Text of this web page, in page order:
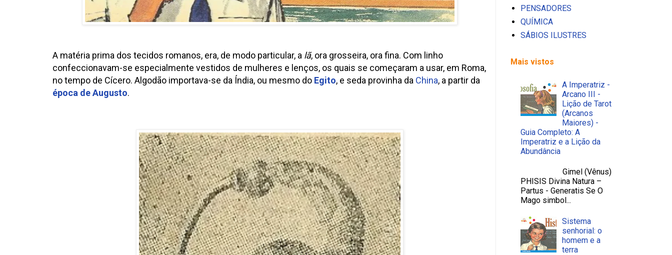
A matéria prima dos tecidos romanos, era, de modo particular, a lã, ora grosseira, ora fina. Com linho
confeccionavam-se especialmente vestidos de mulheres e lenços, os quais se começaram a usar, em Roma,
no tempo de Cícero. Algodão importava-se da Índia, ou mesmo do Egito, e seda provinha da China, a partir da
época de Augusto.
PENSADORES
QUÍMICA
SÁBIOS ILUSTRES
Mais vistos
A Imperatriz -
Arcano III -
Lição de Tarot
(Arcanos
Maiores) -
Guia Completo: A
Imperatriz e a Lição da
Abundância
Gimel (Vênus)
PHISIS Divina Natura –
Partus - Generatis Se O
Mago simbol...
Sistema
senhorial: o
homem e a
terra